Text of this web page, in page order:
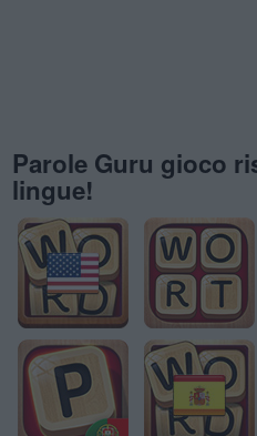
Parole Guru gioco
lingue!